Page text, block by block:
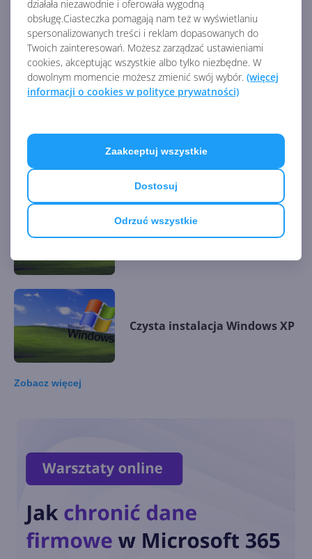
działała niezawodnie i oferowała wygodną
obsługę.Ciasteczka pomagają nam też w wyświetlaniu
spersonalizowanych treści i reklam dopasowanych do
Twoich zainteresowań. Możesz zarządzać ustawieniami
cookies, akceptując wszystkie albo tylko niezbędne. W
dowolnym momencie możesz zmienić swój wybór. (więcej
informacji o cookies w polityce prywatności)
Odrzuć wszystkie
Dostosuj
Zaakceptuj wszystkie
Obsługa wiersza poleceń
Konsola odzyskiwania
Aktualizacja poprzednich
wersji systemu Windows do
Czysta instalacja Windows XP
zadań
Zobacz więcej